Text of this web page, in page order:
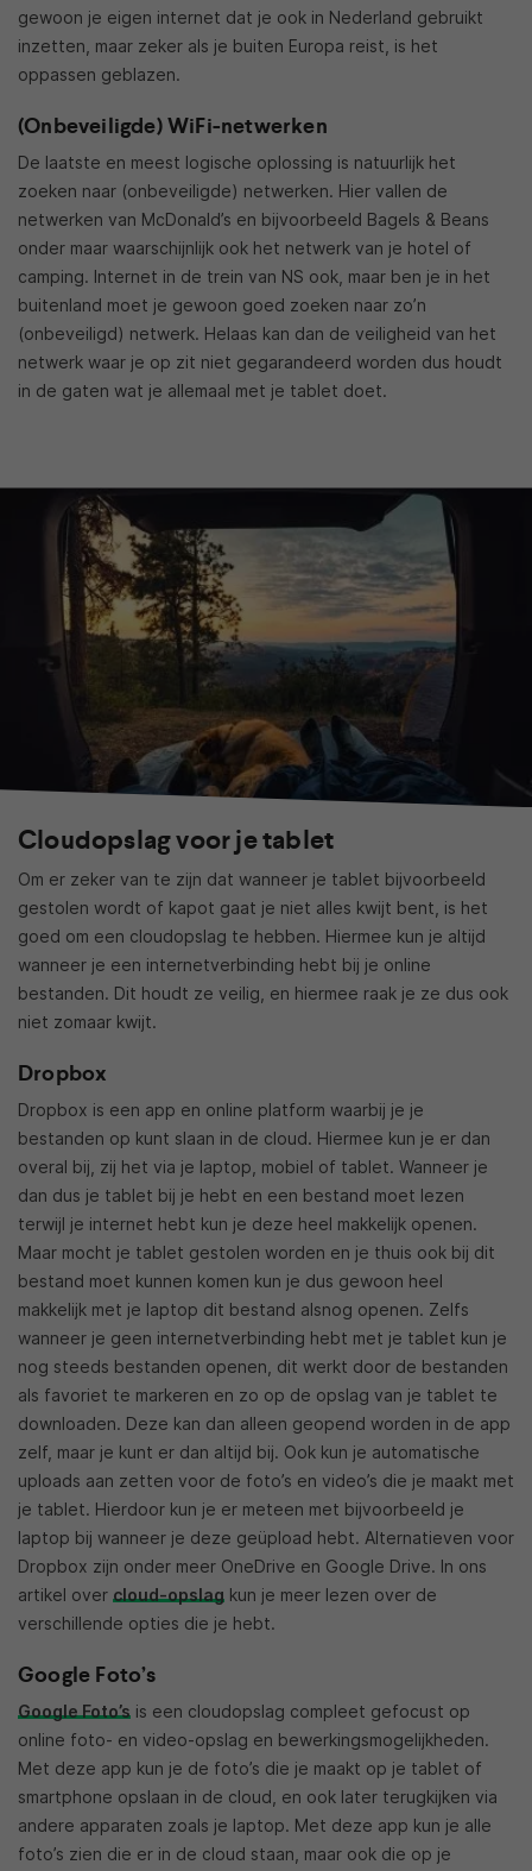
gewoon je eigen internet dat je ook in Nederland gebruikt
inzetten, maar zeker als je buiten Europa reist, is het
oppassen geblazen.
(Onbeveiligde) WiFi-netwerken
De laatste en meest logische oplossing is natuurlijk het
zoeken naar (onbeveiligde) netwerken. Hier vallen de
netwerken van McDonald’s en bijvoorbeeld Bagels & Beans
onder maar waarschijnlijk ook het netwerk van je hotel of
camping. Internet in de trein van NS ook, maar ben je in het
buitenland moet je gewoon goed zoeken naar zo’n
(onbeveiligd) netwerk. Helaas kan dan de veiligheid van het
netwerk waar je op zit niet gegarandeerd worden dus houdt
in de gaten wat je allemaal met je tablet doet.
Cloudopslag voor je tablet
Om er zeker van te zijn dat wanneer je tablet bijvoorbeeld
gestolen wordt of kapot gaat je niet alles kwijt bent, is het
goed om een cloudopslag te hebben. Hiermee kun je altijd
wanneer je een internetverbinding hebt bij je online
bestanden. Dit houdt ze veilig, en hiermee raak je ze dus ook
niet zomaar kwijt.
Dropbox
Dropbox is een app en online platform waarbij je je
bestanden op kunt slaan in de cloud. Hiermee kun je er dan
overal bij, zij het via je laptop, mobiel of tablet. Wanneer je
dan dus je tablet bij je hebt en een bestand moet lezen
terwijl je internet hebt kun je deze heel makkelijk openen.
Maar mocht je tablet gestolen worden en je thuis ook bij dit
bestand moet kunnen komen kun je dus gewoon heel
makkelijk met je laptop dit bestand alsnog openen. Zelfs
wanneer je geen internetverbinding hebt met je tablet kun je
nog steeds bestanden openen, dit werkt door de bestanden
als favoriet te markeren en zo op de opslag van je tablet te
downloaden. Deze kan dan alleen geopend worden in de app
zelf, maar je kunt er dan altijd bij. Ook kun je automatische
uploads aan zetten voor de foto’s en video’s die je maakt met
je tablet. Hierdoor kun je er meteen met bijvoorbeeld je
laptop bij wanneer je deze geüpload hebt. Alternatieven voor
Dropbox zijn onder meer OneDrive en Google Drive. In ons
artikel over cloud-opslag kun je meer lezen over de
verschillende opties die je hebt.
Google Foto’s
Google Foto’s is een cloudopslag compleet gefocust op
online foto- en video-opslag en bewerkingsmogelijkheden.
Met deze app kun je de foto’s die je maakt op je tablet of
smartphone opslaan in de cloud, en ook later terugkijken via
andere apparaten zoals je laptop. Met deze app kun je alle
foto’s zien die er in de cloud staan, maar ook die op je